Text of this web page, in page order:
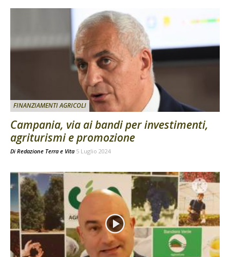
FINANZIAMENTI AGRICOLI
Campania, via ai bandi per investimenti,
agriturismi e promozione
Di Redazione Terra e Vita 5 Luglio 2024